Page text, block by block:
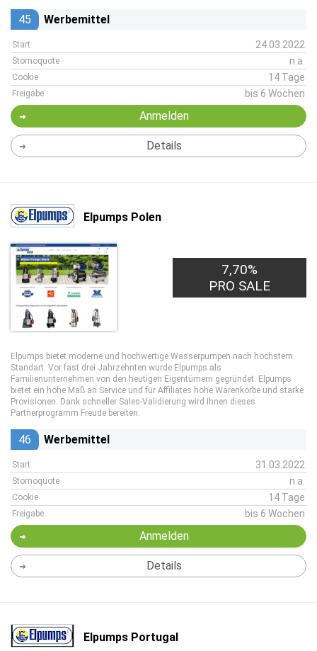
45 Werbemittel
Start 24.03.2022
Stornoquote n.a.
Cookie 14 Tage
Freigabe bis 6 Wochen
Anmelden
Details
Elpumps Polen
7,70%
PRO SALE
Elpumps bietet moderne und hochwertige Wasserpumpen nach höchstem
Standart. Vor fast drei Jahrzehnten wurde Elpumps als
Familienunternehmen von den heutigen Eigentümern gegründet. Elpumps
bietet ein hohe Maß an Service und für Affiliates hohe Warenkörbe und starke
Provisionen. Dank schneller Sales-Validierung wird Ihnen dieses
Partnerprogramm Freude bereiten.
46 Werbemittel
Start 31.03.2022
Stornoquote n.a.
Cookie 14 Tage
Freigabe bis 6 Wochen
Anmelden
Details
Elpumps Portugal